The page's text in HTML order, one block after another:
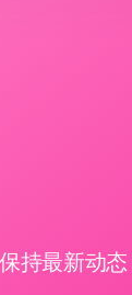
保持最新动态